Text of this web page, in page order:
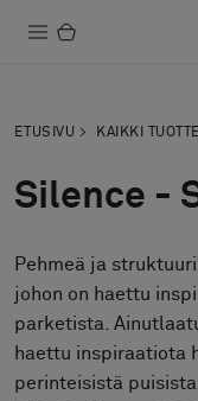
Kestävä
Asennus
Puhdistus
ETUSIVU KAIKKI
Silence -
Pehmeä ja
johon on haettu
parketista.
haettu inspiraatiota
perinteisistä